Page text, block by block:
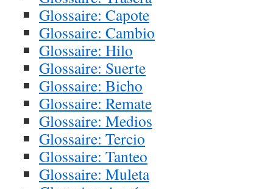
Glossaire: Capote
Glossaire: Cambio
Glossaire: Hilo
Glossaire: Suerte
Glossaire: Bicho
Glossaire: Remate
Glossaire: Medios
Glossaire: Tercio
Glossaire: Tanteo
Glossaire: Muleta